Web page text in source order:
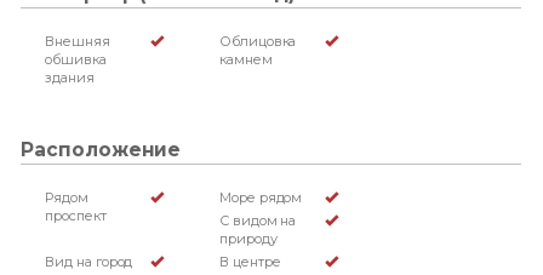
Внешняя
обшивка
здания
Облицовка
камнем
Расположение
Рядом
проспект
Море рядом
С видом на
природу
Вид на город
В центре